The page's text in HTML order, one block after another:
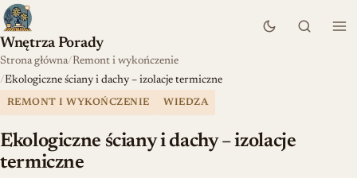
Wnętrza Porady
Strona główna Remont i wykończenie
Ekologiczne ściany i dachy – izolacje termiczne
REMONT I WYKOŃCZENIE WIEDZA
Ekologiczne ściany i dachy – izolacje
termiczne